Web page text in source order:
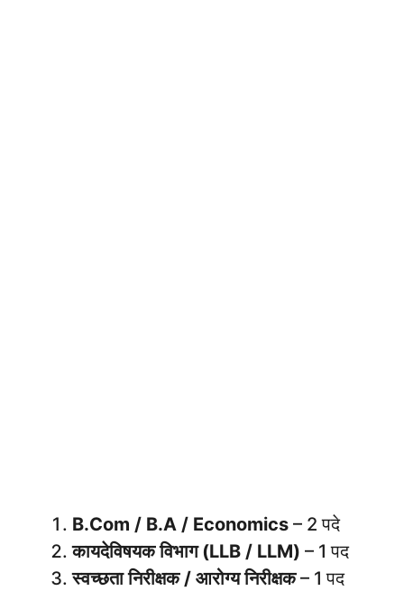
B.Com / B.A / Economics – 2 पदे
कायदेविषयक विभाग (LLB / LLM) – 1 पद
स्वच्छता निरीक्षक / आरोग्य निरीक्षक– 1 पद